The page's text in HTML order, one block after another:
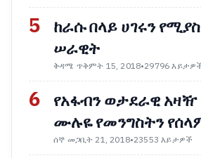
5
ከራሱ በላይ ሀገሩን
ሠራዊት
ቅዳሜ ጥቅምት 15, 2018•29796
6
የአፋብን ወታደራዊ
ሙሉዬ የመንግስትን
ሰኞ መጋቢት 21, 2018•23553 እይታዎች